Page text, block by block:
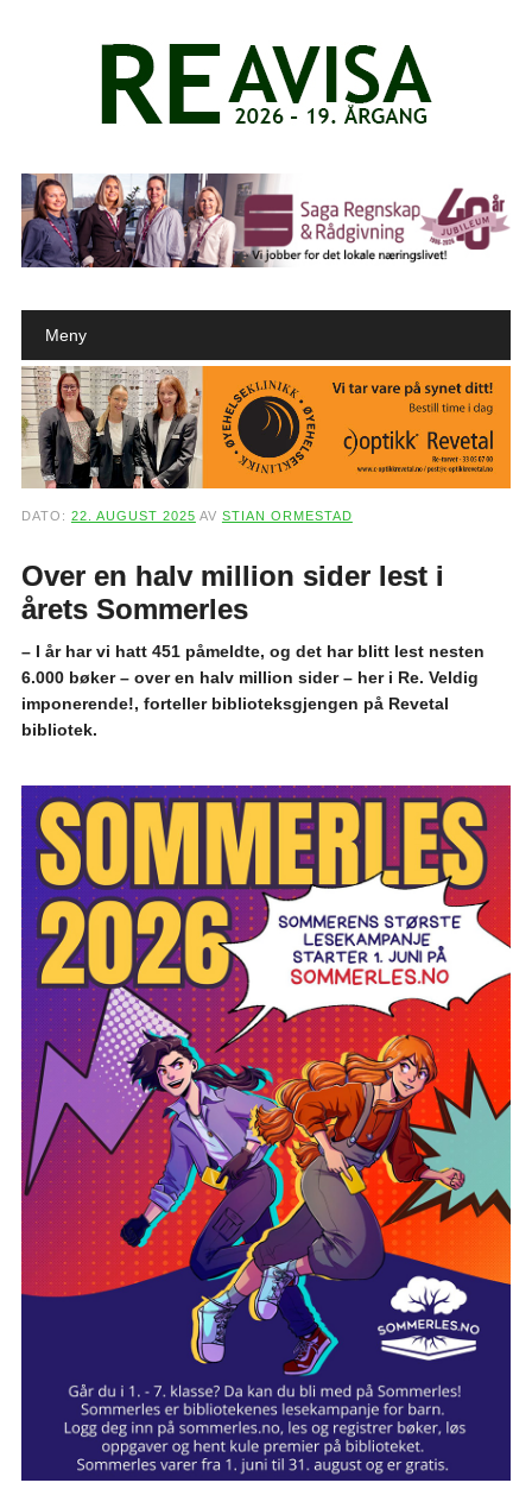
Main menu
Meny
DATO: 22. AUGUST 2025 AV STIAN ORMESTAD
Over en halv million sider lest i
årets Sommerles
– I år har vi hatt 451 påmeldte, og det har blitt lest nesten
6.000 bøker – over en halv million sider – her i Re. Veldig
imponerende!, forteller biblioteksgjengen på Revetal
bibliotek.